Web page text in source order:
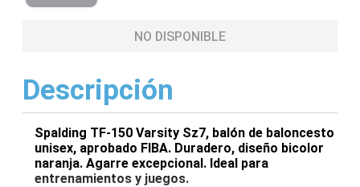
NO DISPONIBLE
Descripción
Spalding TF-150 Varsity Sz7, balón de baloncesto
unisex, aprobado FIBA. Duradero, diseño bicolor
naranja. Agarre excepcional. Ideal para
entrenamientos y juegos.